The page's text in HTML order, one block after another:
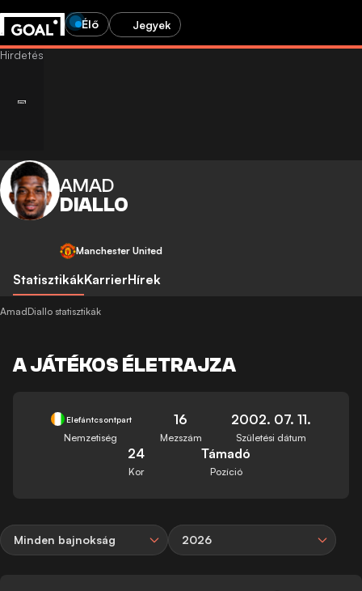
Élő Jegyek
AMAD
DIALLO
Manchester United
StatisztikákKarrierHírek
AmadDiallo statisztikák
A JÁTÉKOS ÉLETRAJZA
Elefántcsontpart
Nemzetiség
16
Mezszám
2002. 07. 11.
Születési dátum
24
Kor
Támadó
Pozíció
Minden bajnokság 2026